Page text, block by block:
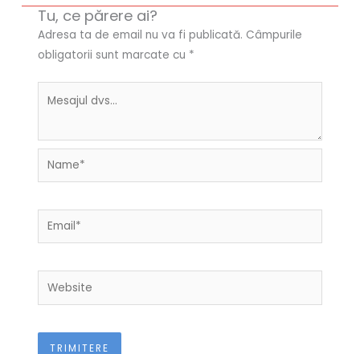
Tu, ce părere ai?
Adresa ta de email nu va fi publicată. Câmpurile
obligatorii sunt marcate cu *
Name*
Email*
Website